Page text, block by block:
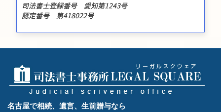
司法書士登録番号 愛知第1243号
認定番号 第418022号
名古屋で相続、遺言、生前贈与なら